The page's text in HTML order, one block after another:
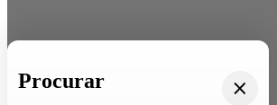
Procurar